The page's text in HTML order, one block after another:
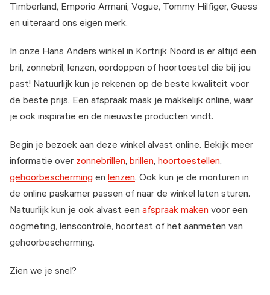
Timberland, Emporio Armani, Vogue, Tommy Hilfiger, Guess
en uiteraard ons eigen merk.
In onze Hans Anders winkel in Kortrijk Noord is er altijd een
bril, zonnebril, lenzen, oordoppen of hoortoestel die bij jou
past! Natuurlijk kun je rekenen op de beste kwaliteit voor
de beste prijs. Een afspraak maak je makkelijk online, waar
je ook inspiratie en de nieuwste producten vindt.
Begin je bezoek aan deze winkel alvast online. Bekijk meer
informatie over zonnebrillen, brillen, hoortoestellen,
gehoorbescherming en lenzen. Ook kun je de monturen in
de online paskamer passen of naar de winkel laten sturen.
Natuurlijk kun je ook alvast een afspraak maken voor een
oogmeting, lenscontrole, hoortest of het aanmeten van
gehoorbescherming.
Zien we je snel?